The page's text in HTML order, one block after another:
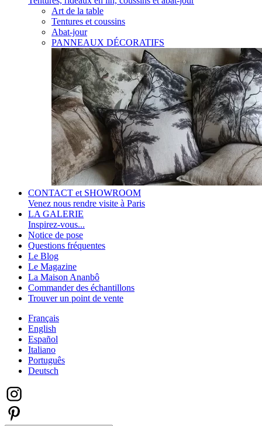
Art de la table
Tentures et coussins
Abat-jour
PANNEAUX DÉCORATIFS
CONTACT et SHOWROOM
Venez nous rendre visite à Paris
LA GALERIE
Inspirez-vous...
Notice de pose
Questions fréquentes
Le Blog
Le Magazine
La Maison Ananbô
Commander des échantillons
Trouver un point de vente
Français
English
Español
Italiano
Português
Deutsch